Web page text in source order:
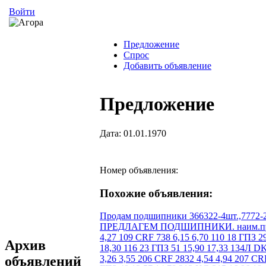
Войти
Предложение
Спрос
Добавить объявление
Архив
объявлений
Предложение
Дата: 01.01.1970
Номер объявления:
Похожие объявления:
Продам подшипники 366322-4шт.,7772-
ПРЕДЛАГЕМ ПОДШИПНИКИ. наим.пр.кол-во нал/р б/нал 104 KG 551 2,54 2,77 105 KG 568 2,92 3,20 106 KG 29 3,45 3,75 106 CRF 1000 3,45 3,75 107 CRF 409 3,92 4,27 109 CRF 738 6,15 6,70 110 18 ГПЗ 29 5,57 6,09 112 KG 290 12,08 13,17 113 KG 335 14,52 15,80 114 VBF 57 15,53 16,93 115 КПК 117 16,80 18,30 115 СПЗ 564 16,80 18,30 116 23 ГПЗ 51 15,90 17,33 134Л DKF 60 286,20 311,85 201 CRF 2603 1,70 1,85 202 CRF 0 1,86 2,02 203 CRAFT 0 2,07 2,25 204 СХ 2940 2,68 2,92 205 CRAFT 518 3,26 3,55 206 CRF 2832 4,54 4,94 207 CRF 1526 6,59 7,18 208 CRAFT 3235 7,74 8,43 209 KG 462 9,01 9,82 210 CRF 976 10,87 11,83 211 CRAFT-B 494 13,57 14,78 211 18 ГПЗ 40 13,57 14,78 212 KG 215 16,96 18,48 212 CRF 1794 16,96 18,48 212 17 ГПЗ 40 16,96 18,48 216 ZWZ 749 28,83 31,42 217 KG 3218 31,59 34,42 222 VBF 930 87,98 95,87 222 ZWZ 1627 87,98 95,87 224 ГПЗ 1 63,60 69,30 303 18 ГПЗ 40 2,65 2,94 304 KG 10852 3,82 4,16 305 CRAFT 1332 5,14 5,60 306 CRAFT 1025 7,16 7,88 307 CRF 1197 9,12 9,93 308 CRAFT-B 1445 11,45 12,47 309 CRAFT-B 883 14,84 16,17 310 CRAFT-B 323 20,80 22,66 310 ZWZ 49 20,80 22,66 310 ГПЗ 6 20,80 22,66 311 CRAFT-B 631 23,32 25,41 311 KG 65 23,32 25,41 312 ZWZ 736 31,80 34,65 312 KG 816 31,80 34,65 313 ZWZ 183 37,10 40,43 314 CRF 47 46,64 50,82 QJ 314 L URB 272 212,00 231,00 316 ZWZ 108 57,24 62,37 317 СПЗ 21 63,60 68,25 319 23 ГПЗ 16 84,80 92,40 322 ZWZ 45 212,00 231,00 324 ZWZ 3 265,00 288,75 405 KG 426 16,43 17,90 406 CRF 113 19,61 21,37 406 KG 160 19,61 21,37 407 CRF 160 24,80 27,03 408 KG 25 30,42 33,15 408 5ГПЗ 59 30,42 33,15 411 ZWZ 56 42,40 46,20 1201 KG 317 4,03 4,39 1202 KG 135 4,88 5,31 1203 ХАРП 400 4,93 5,38 1203 CRF 300 4,93 5,38 1204 KG 356 5,62 6,12 1205 CRF 242 5,72 6,24 1206 CRAFT 382 8,59 9,40 1207 CRAFT 53 10,87 11,83 1207 ХАРП 650 10,87 11,83 1208 CRAFT-B 405 13,63 14,86 1210 CRAFT 348 17,38 19,01 1212 CRAFT-B 411 24,38 26,57 1307 CRAFT 267 15,26 16,63 1308 CRAFT 359 18,70 20,37 1309 CRAFT-B 401 25,04 27,30 1310 CRAFT 263 29,89 32,57 1318 L 1 ГПЗ 6 74,20 80,85 1510 CRF 843 24,38 26,57 1516 2 ГПЗ 29 42,40 46,20 1609 CMB 62 29,15 31,76 1612 KG 22 50,88 55,65 2217 Л 3 ГПЗ 4 47,70 51,98 2224Л 7 ГПЗ 3 84,80 92,40 2312Л 1 37,10 40,43 2315КМ 15ГПЗ 15 42,40 46,20 2316КМ 3 ГПЗ 2 42,40 46,20 2317 ZWZ 50 135,68 147,84 2319 СПЗ 5 127,20 138,60 2322 КМ ZWZ 15 307,40 334,95 7202 KG